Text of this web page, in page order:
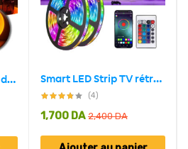
Projecteur de coucher de soleil rotatif à 180 ° USB décoration murale Smart LED Strip TV rétroéclairage 5M RGB Android/iOS
(4)
2,400DA
1,700 DA